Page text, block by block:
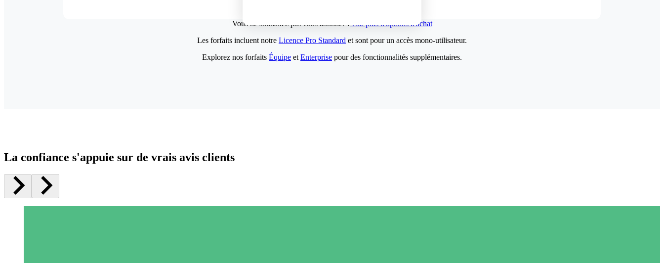
Vous ne souhaitez pas vous abonner ?Voir plus d'options d'achat
Les forfaits incluent notre Licence Pro Standard et sont pour un accès mono-utilisateur.
Explorez nos forfaits Équipe et Enterprise pour des fonctionnalités supplémentaires.
La confiance s'appuie sur de vrais avis clients